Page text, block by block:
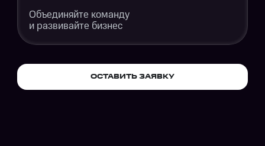
ОСТАВИТЬ ЗАЯВКУ
Объединяйте команду
и развивайте бизнес